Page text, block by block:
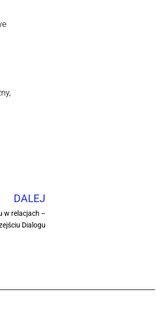
DALEJ
w relacjach –
Dialogu